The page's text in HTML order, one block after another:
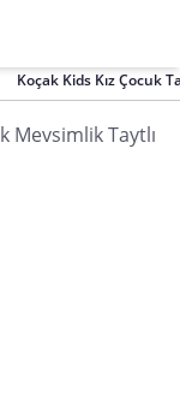
Koçak Kids Kız Çocuk